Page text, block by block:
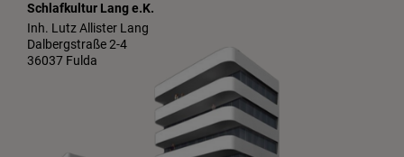
Schlafkultur Lang e.K.
Inh. Lutz Allister Lang
Dalbergstraße 2-4
36037 Fulda